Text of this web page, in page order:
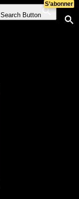
Search Button
S’abonner